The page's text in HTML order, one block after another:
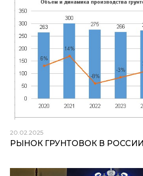
20.02.2025
РЫНОК ГРУНТОВОК В РОССИИ